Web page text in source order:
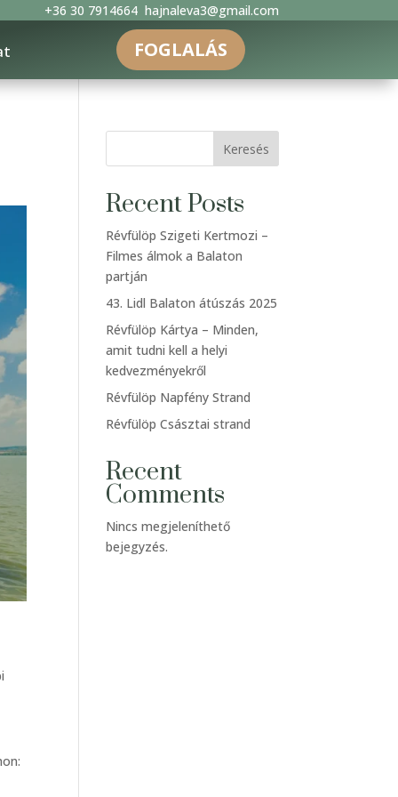
+36 30 7914664 hajnaleva3@gmail.com
FOGLALÁS
Keresés
Recent Posts
Révfülöp Szigeti Kertmozi –
Filmes álmok a Balaton
partján
43. Lidl Balaton átúszás 2025
Révfülöp Kártya – Minden,
amit tudni kell a helyi
kedvezményekről
Révfülöp Napfény Strand
Révfülöp Császtai strand
Recent
Comments
Nincs megjeleníthető
bejegyzés.